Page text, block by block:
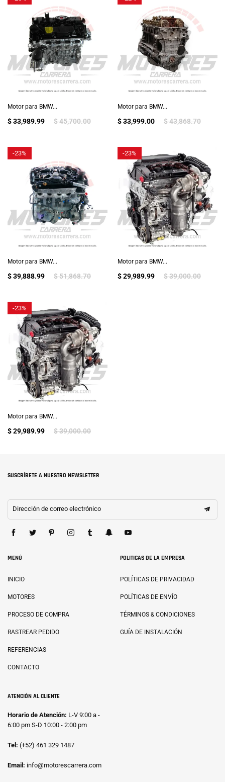
Motor para BMW...
$ 33,989.99 $ 45,700.00
Motor para BMW...
$ 33,999.00 $ 43,868.70
-23%
Motor para BMW...
$ 39,888.99 $ 51,868.70
-23%
Motor para BMW...
$ 29,989.99 $ 39,000.00
-23%
Motor para BMW...
$ 29,989.99 $ 39,000.00
SUSCRÍBETE A NUESTRO NEWSLETTER
Dirección de correo electrónico
MENÚ
INICIO
MOTORES
PROCESO DE COMPRA
RASTREAR PEDIDO
REFERENCIAS
CONTACTO
POLITICAS DE LA EMPRESA
POLÍTICAS DE PRIVACIDAD
POLÍTICAS DE ENVÍO
TÉRMINOS & CONDICIONES
GUÍA DE INSTALACIÓN
ATENCIÓN AL CLIENTE
Horario de Atención: L-V 9:00 a -
6:00 pm S-D 10:00 - 2:00 pm
Tel: (+52) 461 329 1487
Email: info@motorescarrera.com